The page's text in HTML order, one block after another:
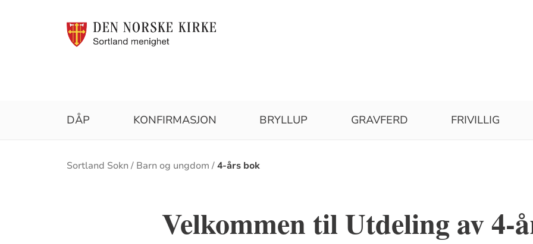
DÅP KONFIRMASJON BRYLLUP GRAVFERD FRIVILLIG
Brødsmulesti
Sortland Sokn Barn og ungdom 4-års bok
Velkommen til Utdeling av 4-